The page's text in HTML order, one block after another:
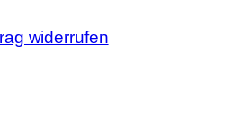
widerrufen